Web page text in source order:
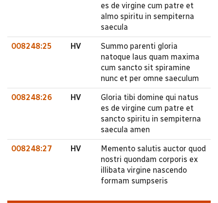
es de virgine cum patre et
almo spiritu in sempiterna
saecula
008248:25 HV
Summo parenti gloria
natoque laus quam maxima
cum sancto sit spiramine
nunc et per omne saeculum
008248:26 HV
Gloria tibi domine qui natus
es de virgine cum patre et
sancto spiritu in sempiterna
saecula amen
008248:27 HV
Memento salutis auctor quod
nostri quondam corporis ex
illibata virgine nascendo
formam sumpseris